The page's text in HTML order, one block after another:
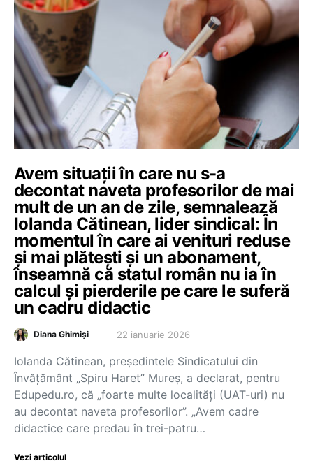
Avem situații în care nu s-a
decontat naveta profesorilor de mai
mult de un an de zile, semnalează
Iolanda Cătinean, lider sindical: În
momentul în care ai venituri reduse
și mai plătești și un abonament,
înseamnă că statul român nu ia în
calcul și pierderile pe care le suferă
un cadru didactic
Diana Ghimiși 22 ianuarie 2026
Iolanda Cătinean, președintele Sindicatului din
Învățământ „Spiru Haret” Mureș, a declarat, pentru
Edupedu.ro, că „foarte multe localități (UAT-uri) nu
au decontat naveta profesorilor”. „Avem cadre
didactice care predau în trei-patru…
Vezi articolul